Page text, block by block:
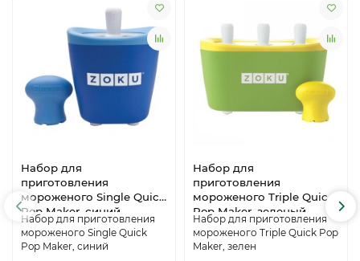
Набор для
приготовления
мороженого Single Quick
Pop Maker, синий
Набор для приготовления
мороженого Single Quick
Pop Maker, синий
Набор для
приготовления
мороженого Triple Quick
Pop Maker, зеленый
Набор для приготовления
мороженого Triple Quick Pop
Maker, зелен